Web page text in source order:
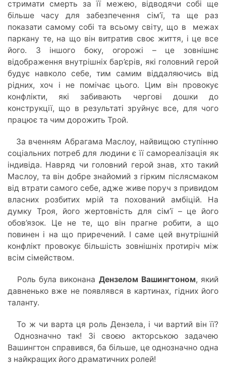
стримати смерть за її межею, відводячи собі ще
більше часу для забезпечення сім’ї, та ще раз
показати самому собі та всьому світу, що в межах
паркану те, на що він витратив своє життя, і це все
його. З іншого боку, огорожі – це зовнішнє
відображення внутрішніх бар’єрів, які головний герой
будує навколо себе, тим самим віддаляючись від
рідних, хоч і не помічає цього. Цим він провокує
конфлікти, які забивають чергові дошки до
конструкції, що в результаті зруйнує все, для чого
працює та чим дорожить Трой.
За вченням Абрагама Маслоу, найвищою ступінню
соціальних потреб для людини є її самореалізація як
індивіда. Навряд чи головний герой знав, хто такий
Маслоу, та він добре знайомий з гірким післясмаком
від втрати самого себе, адже живе поруч з привидом
власних розбитих мрій та похований амбіцій. На
думку Троя, його жертовність для сім’ї – це його
обов’язок. Це не те, що він прагне робити, а що
повинен і на що приречений. І саме цей внутрішній
конфлікт провокує більшість зовнішніх протиріч між
всім сімейством.
Роль була виконана Дензелом Вашингтоном, який
давненько вже не появлявся в картинах, гідних його
таланту.
То ж чи варта ця роль Дензела, і чи вартий він її?
Однозначно так! Зі своєю акторською задачею
Вашингтон справився, ба більше, це однозначно одна
з найкращих його драматичних ролей!